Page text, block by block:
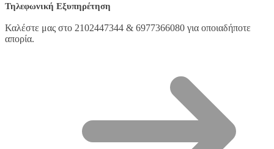
Τηλεφωνική Εξυπηρέτηση
Καλέστε μας στο 2102447344 & 6977366080 για οποιαδήποτε
απορία.